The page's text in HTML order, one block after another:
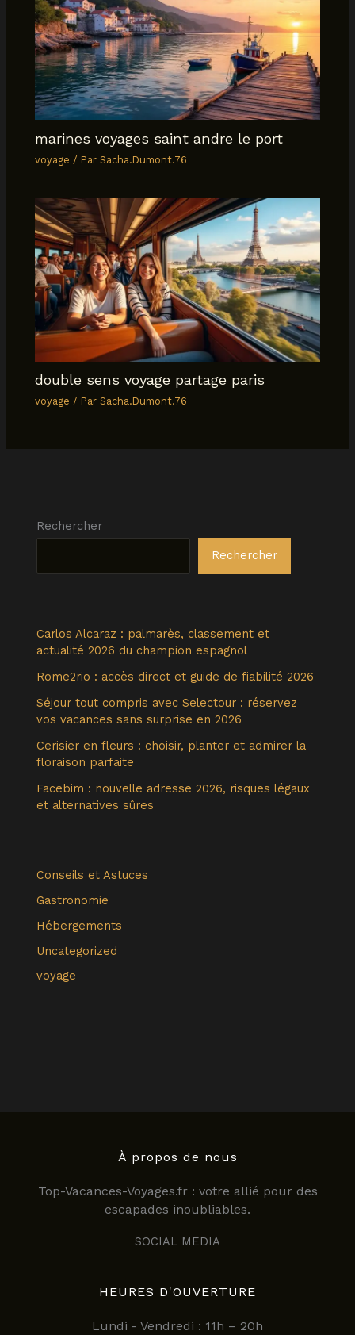
marines voyages saint andre le port
voyage / ParSacha.Dumont.76
double sens voyage partage paris
voyage / ParSacha.Dumont.76
Rechercher
Rechercher
Carlos Alcaraz : palmarès, classement et
actualité 2026 du champion espagnol
Rome2rio : accès direct et guide de fiabilité 2026
Séjour tout compris avec Selectour : réservez
vos vacances sans surprise en 2026
Cerisier en fleurs : choisir, planter et admirer la
floraison parfaite
Facebim : nouvelle adresse 2026, risques légaux
et alternatives sûres
Conseils et Astuces
Gastronomie
Hébergements
Uncategorized
voyage
À propos de nous
Top-Vacances-Voyages.fr : votre allié pour des
escapades inoubliables.
SOCIAL MEDIA
HEURES D'OUVERTURE
Lundi - Vendredi : 11h – 20h